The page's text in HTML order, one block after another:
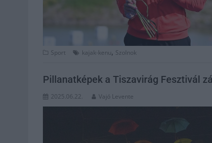
Sport kajak-kenu, Szolnok
Pillanatképek a Tiszavirág Fesztivál
2025.06.22. Vajó Levente